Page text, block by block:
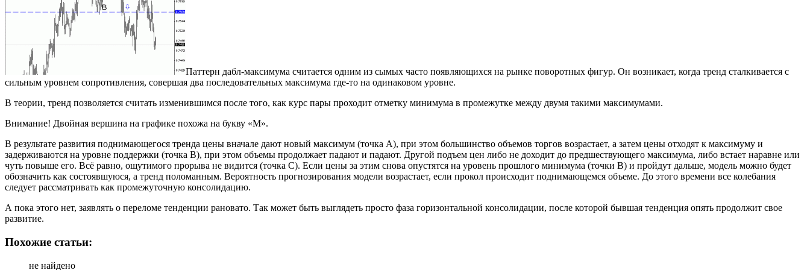
Паттерн дабл-максимума считается одним из сымых часто появляющихся на рынке поворотных фигур. Он возникает, когда тренд сталкивается с
сильным уровнем сопротивления, совершая два последовательных максимума где-то на одинаковом уровне.
В теории, тренд позволяется считать изменившимся после того, как курс пары проходит отметку минимума в промежутке между двумя такими максимумами.
Внимание! Двойная вершина на графике похожа на букву «М».
В результате развития поднимающегося тренда цены вначале дают новый максимум (точка A), при этом большинство объемов торгов возрастает, а затем цены отходят к максимуму и
задерживаются на уровне поддержки (точка B), при этом объемы продолжает падают и падают. Другой подъем цен либо не доходит до предшествующего максимума, либо встает наравне или
чуть повыше его. Всё равно, ощутимого прорыва не видится (точка C). Если цены за этим снова опустятся на уровень прошлого минимума (точки B) и пройдут дальше, модель можно будет
обозначить как состоявшуюся, а тренд поломанным. Вероятность прогнозирования модели возрастает, если прокол происходит поднимающемся объеме. До этого времени все колебания
следует рассматривать как промежуточную консолидацию.
А пока этого нет, заявлять о переломе тенденции рановато. Так может быть выглядеть просто фаза горизонтальной консолидации, после которой бывшая тенденция опять продолжит свое
развитие.
Похожие статьи:
не найдено